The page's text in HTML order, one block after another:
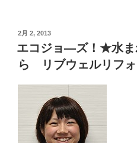
投
稿
日:
2月 2, 2013
エコジョ—ズ！★水ま
ら リブウェルリフ